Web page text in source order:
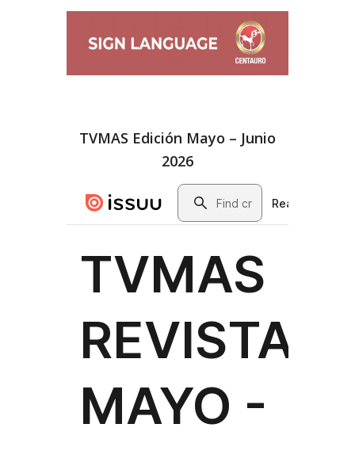
TVMAS Edición Mayo – Junio
2026